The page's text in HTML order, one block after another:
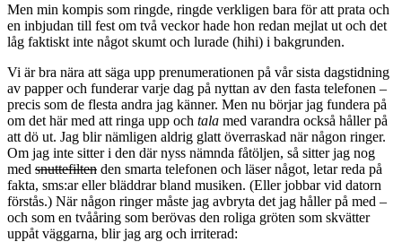
Men min kompis som ringde, ringde verkligen bara för att prata och
en inbjudan till fest om två veckor hade hon redan mejlat ut och det
låg faktiskt inte något skumt och lurade (hihi) i bakgrunden.
Vi är bra nära att säga upp prenumerationen på vår sista dagstidning
av papper och funderar varje dag på nyttan av den fasta telefonen –
precis som de flesta andra jag känner. Men nu börjar jag fundera på
om det här med att ringa upp och tala med varandra också håller på
att dö ut. Jag blir nämligen aldrig glatt överraskad när någon ringer.
Om jag inte sitter i den där nyss nämnda fåtöljen, så sitter jag nog
med snuttefilten den smarta telefonen och läser något, letar reda på
fakta, sms:ar eller bläddrar bland musiken. (Eller jobbar vid datorn
förstås.) När någon ringer måste jag avbryta det jag håller på med –
och som en tvååring som berövas den roliga gröten som skvätter
uppåt väggarna, blir jag arg och irriterad: